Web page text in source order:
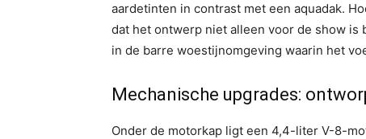
aardetinten in contrast met een aquadak.
dat het ontwerp niet alleen voor de show is
in de barre woestijnomgeving waarin het
Mechanische upgrades:
Onder de motorkap ligt een 4,4-liter V-8-